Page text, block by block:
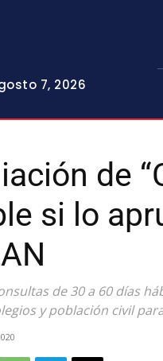
7, 2026
de
si lo
de 30 a 60 días
y población civil